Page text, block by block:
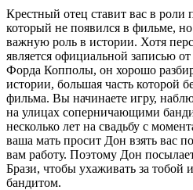
Крестный отец ставит вас в роли
который не появился в фильме,
важную роль в истории. Хотя
является официальной записью
Форда Копполы, он хорошо
истории, большая часть которой
фильма. Вы начинаете игру,
на улицах соперничающими
несколько лет на свадьбу с
ваша мать просит Дон взять вас
вам работу. Поэтому Дон
Брази, чтобы ухаживать за тобой
бандитом.
Игровые приставки Sony
Игровые приставки Xbox One
Аксессуары Nintendo 3DS